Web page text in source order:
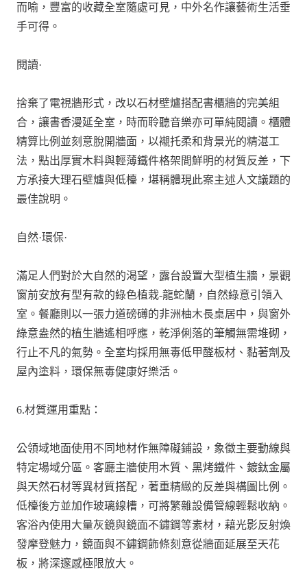
而喻，豐富的收藏全室隨處可見，中外名作讓藝術生活垂
手可得。
閱讀·
捨棄了電視牆形式，改以石材壁爐搭配書櫃牆的完美組
合，讓書香漫延全室，時而聆聽音樂亦可單純閱讀。櫃體
精算比例並刻意脫開牆面，以襯托柔和背景光的精湛工
法，點出厚實木料與輕薄鐵件格架間鮮明的材質反差，下
方承接大理石壁爐與低檯，堪稱體現此案主述人文議題的
最佳說明。
自然·環保·
滿足人們對於大自然的渴望，露台設置大型植生牆，景觀
窗前安放有型有款的綠色植栽-龍蛇蘭，自然綠意引領入
室。餐廳則以一張力道磅礡的非洲柚木長桌居中，與窗外
綠意盎然的植生牆遙相呼應，乾淨俐落的筆觸無需堆砌，
行止不凡的氣勢。全室均採用無毒低甲醛板材、黏著劑及
屋內塗料，環保無毒健康好樂活。
6.材質運用重點：
公領域地面使用不同地材作無障礙鋪設，象徵主要動線與
特定場域分區。客廳主牆使用木質、黑烤鐵件、鍍鈦金屬
與天然石材等異材質搭配，著重精緻的反差與構圖比例。
低檯後方並加作玻璃線槽，可將繁雜設備管線輕鬆收納。
客浴內使用大量灰鏡與鏡面不鏽鋼等素材，藉光影反射煥
發摩登魅力，鏡面與不鏽鋼飾條刻意從牆面延展至天花
板，將深邃感極限放大。